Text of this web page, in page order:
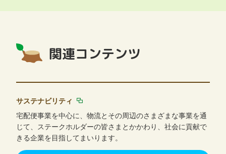
関連コンテンツ
サステナビリティ
宅配便事業を中心に、物流とその周辺のさまざまな事業を通
じて、ステークホルダーの皆さまとかかわり、社会に貢献で
きる企業を目指してまいります。